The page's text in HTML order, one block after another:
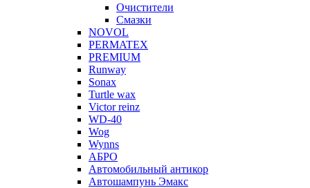
Очистители
Смазки
NOVOL
PERMATEX
PREMIUM
Runway
Sonax
Turtle wax
Victor reinz
WD-40
Wog
Wynns
АБРО
Автомобильный антикор
Автошампунь Эмакс